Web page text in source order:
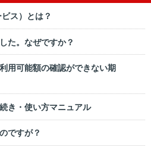
ス）とは？
た。なぜですか？
用可能額の確認ができない期
き・使い方マニュアル
ですが？